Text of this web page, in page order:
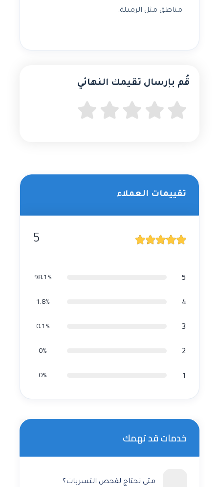
مناطق مثل الرميلة.
قُم بإرسال تقيمك النهائي
تقييمات العملاء
5
5
98.1%
4
1.8%
3
0.1%
2
0%
1
0%
خدمات قد تهمك
متى تحتاج لفحص التسربات؟